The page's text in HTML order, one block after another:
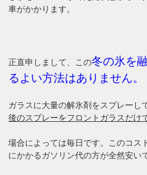
車がかかります。
正直申しまして、この冬の氷を
るよい方法はありません。
ガラスに大量の解氷剤をスプレーし
後のスプレーをフロントガラスだけ
場合によっては毎日です。このコス
にかかるガソリン代の方が全然安い